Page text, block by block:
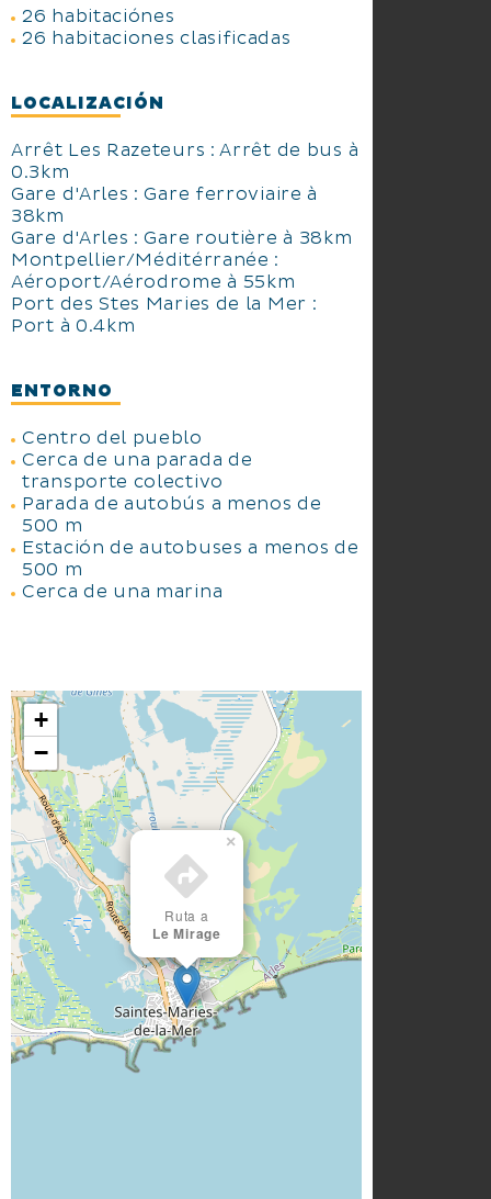
26 habitaciónes
26 habitaciones clasificadas
LOCALIZACIÓN
Arrêt Les Razeteurs : Arrêt de bus à
0.3km
Gare d'Arles : Gare ferroviaire à
38km
Gare d'Arles : Gare routière à 38km
Montpellier/Méditérranée :
Aéroport/Aérodrome à 55km
Port des Stes Maries de la Mer :
Port à 0.4km
ENTORNO
Centro del pueblo
Cerca de una parada de
transporte colectivo
Parada de autobús a menos de
500 m
Estación de autobuses a menos de
500 m
Cerca de una marina
Ruta a
Le Mirage
×
+
−